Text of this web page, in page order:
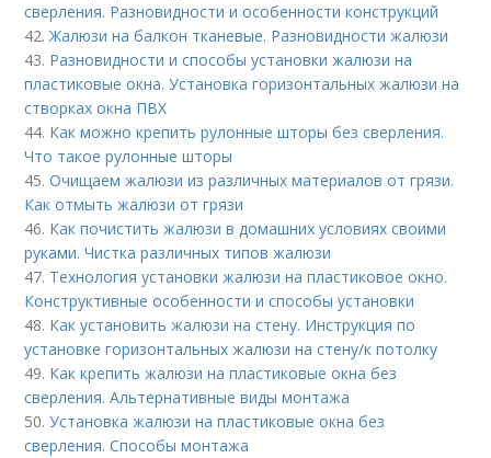
сверления. Разновидности и особенности конструкций
42.Жалюзи на балкон тканевые. Разновидности жалюзи
43. Разновидности и способы установки жалюзи на
пластиковые окна. Установка горизонтальных жалюзи на
створках окна ПВХ
44. Как можно крепить рулонные шторы без сверления.
Что такое рулонные шторы
45.Очищаем жалюзи из различных материалов от грязи.
Как отмыть жалюзи от грязи
46. Как почистить жалюзи в домашних условиях своими
руками. Чистка различных типов жалюзи
47. Технология установки жалюзи на пластиковое окно.
Конструктивные особенности и способы установки
48. Как установить жалюзи на стену. Инструкция по
установке горизонтальных жалюзи на стену/к потолку
49. Как крепить жалюзи на пластиковые окна без
сверления. Альтернативные виды монтажа
50.Установка жалюзи на пластиковые окна без
сверления. Способы монтажа